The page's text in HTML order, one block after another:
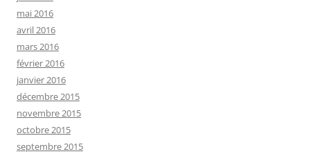
mai 2016
avril 2016
mars 2016
février 2016
janvier 2016
décembre 2015
novembre 2015
octobre 2015
septembre 2015